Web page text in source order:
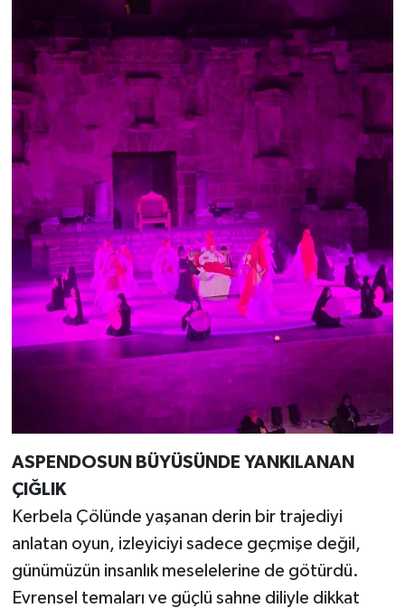
ASPENDOSUN BÜYÜSÜNDE YANKILANAN
ÇIĞLIK
Kerbela Çölünde yaşanan derin bir trajediyi
anlatan oyun, izleyiciyi sadece geçmişe değil,
günümüzün insanlık meselelerine de götürdü.
Evrensel temaları ve güçlü sahne diliyle dikkat